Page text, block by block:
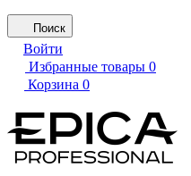
Поиск
Войти
Избранные товары 0
Корзина 0